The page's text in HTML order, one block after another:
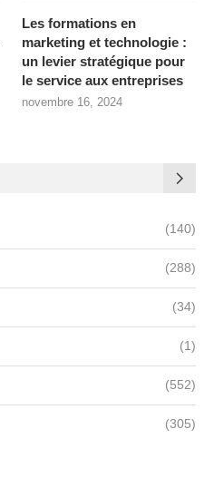
Les formations en
marketing et technologie :
un levier stratégique pour
le service aux entreprises
novembre 16, 2024
(140)
(288)
(34)
(1)
(552)
(305)